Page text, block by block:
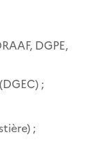
DGPE,
;
;